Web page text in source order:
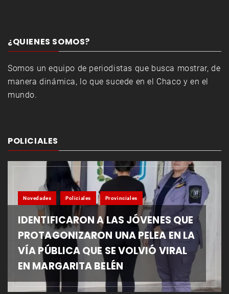
¿QUIENES SOMOS?
Somos un equipo de periodistas que busca mostrar, de
manera dinámica, lo que sucede en el Chaco y en el
mundo.
POLICIALES
Novedades Policiales Provinciales
IDENTIFICARON A LAS JÓVENES QUE
PROTAGONIZARON UNA PELEA EN LA
VÍA PÚBLICA QUE SE VOLVIÓ VIRAL
EN MARGARITA BELÉN